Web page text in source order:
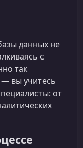
данных не
с
так
— вы учитесь
от